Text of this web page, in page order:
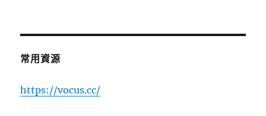
常用資源
https://vocus.cc/